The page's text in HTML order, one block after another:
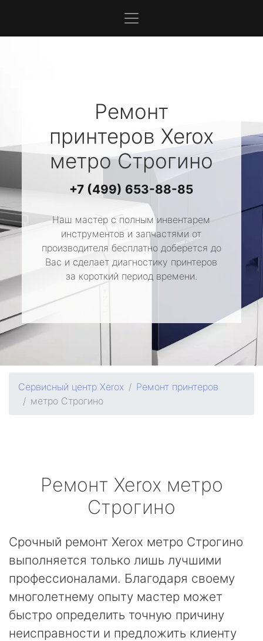
Ремонт
принтеров Xerox
метро Строгино
+7 (499) 653-88-85
Наш мастер с полным инвентарем
инструментов и запчастями от
производителя бесплатно доберется до
Вас и сделает диагностику принтеров
за короткий период времени.
Сервисный центр Xerox
Ремонт принтеров
метро Строгино
Ремонт Xerox метро
Строгино
Срочный ремонт Xerox метро Строгино
выполняется только лишь лучшими
профессионалами. Благодаря своему
многолетнему опыту мастер может
быстро определить точную причину
неисправности и предложить клиенту